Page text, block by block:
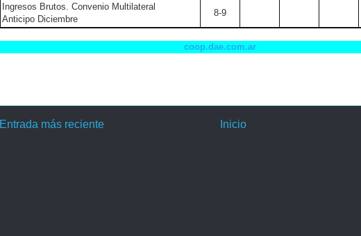
Ingresos Brutos. Convenio Multilateral
Anticipo Diciembre
8-9
coop.dae.com.ar
Entrada más reciente Inicio